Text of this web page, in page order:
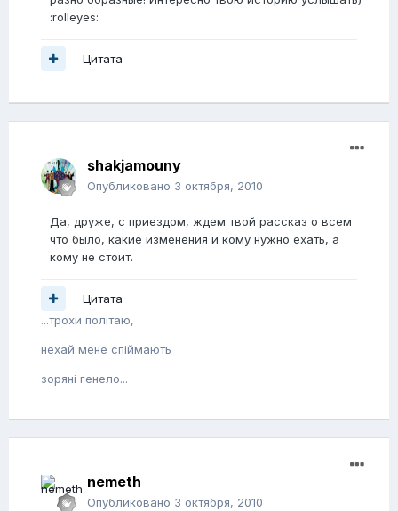
:rolleyes:
Цитата
shakjamouny
Опубликовано 3 октября, 2010
Да, друже, с приездом, ждем твой рассказ о всем
что было, какие изменения и кому нужно ехать, а
кому не стоит.
Цитата
...трохи полiтаю,
нехай мене спiймають
зорянi генело...
nemeth
Опубликовано 3 октября, 2010